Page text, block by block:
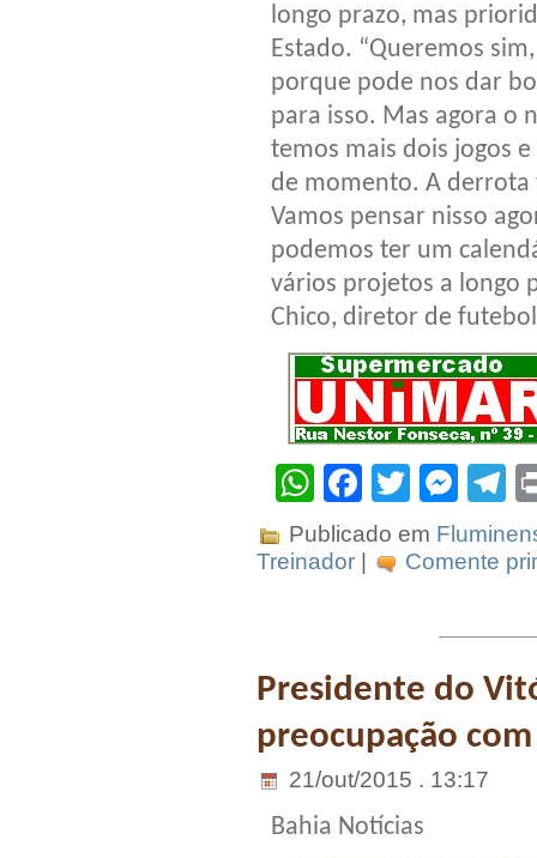
longo prazo, mas
Estado. “Queremos
porque pode nos dar
para isso. Mas agora o
temos mais dois jogos
de momento. A
Vamos pensar nisso
podemos ter um
vários projetos a longo
Chico, diretor de
WhatsApp
Facebook
Twitter
Publicado em
Treinador
Comente
Presidente do
preocupação
21/out/2015 . 13:17
Bahia Notícias